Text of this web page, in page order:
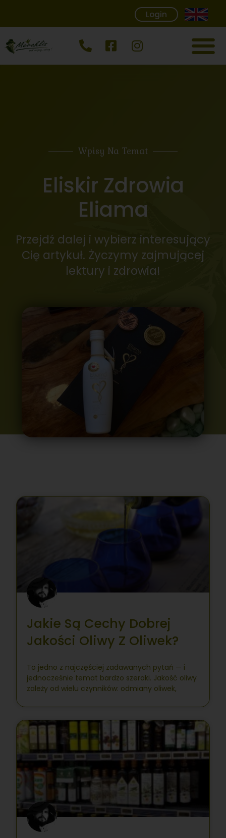
Login
Wpisy Na Temat
Eliskir Zdrowia
Eliama
Przejdź dalej i wybierz interesujący
Cię artykuł. Życzymy zajmującej
lektury i zdrowia!
Jakie Są Cechy Dobrej
Jakości Oliwy Z Oliwek?
To jedno z najczęściej zadawanych pytań — i
jednocześnie temat bardzo szeroki. Jakość oliwy
zależy od wielu czynników: odmiany oliwek,